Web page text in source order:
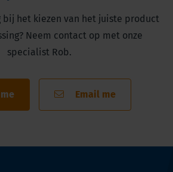
bij het kiezen van het juiste product
Neem contact op met onze
specialist Rob.
Email me